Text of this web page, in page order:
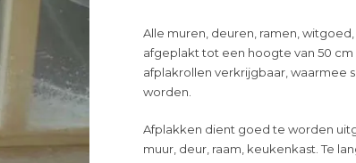
Alle muren, deuren, ramen,
afgeplakt tot een hoogte van 50 cm
afplakrollen verkrijgbaar, waarmee
worden.
Afplakken dient goed te worden
muur, deur, raam, keukenkast. Te